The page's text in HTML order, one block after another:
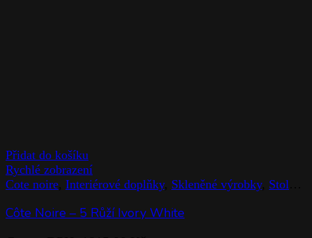
Přidat do košíku
Rychlé zobrazení
Cote noire Interiérové doplňky, Skleněné výrobky, Stolováni
Côte Noire – 5 Růží Ivory White